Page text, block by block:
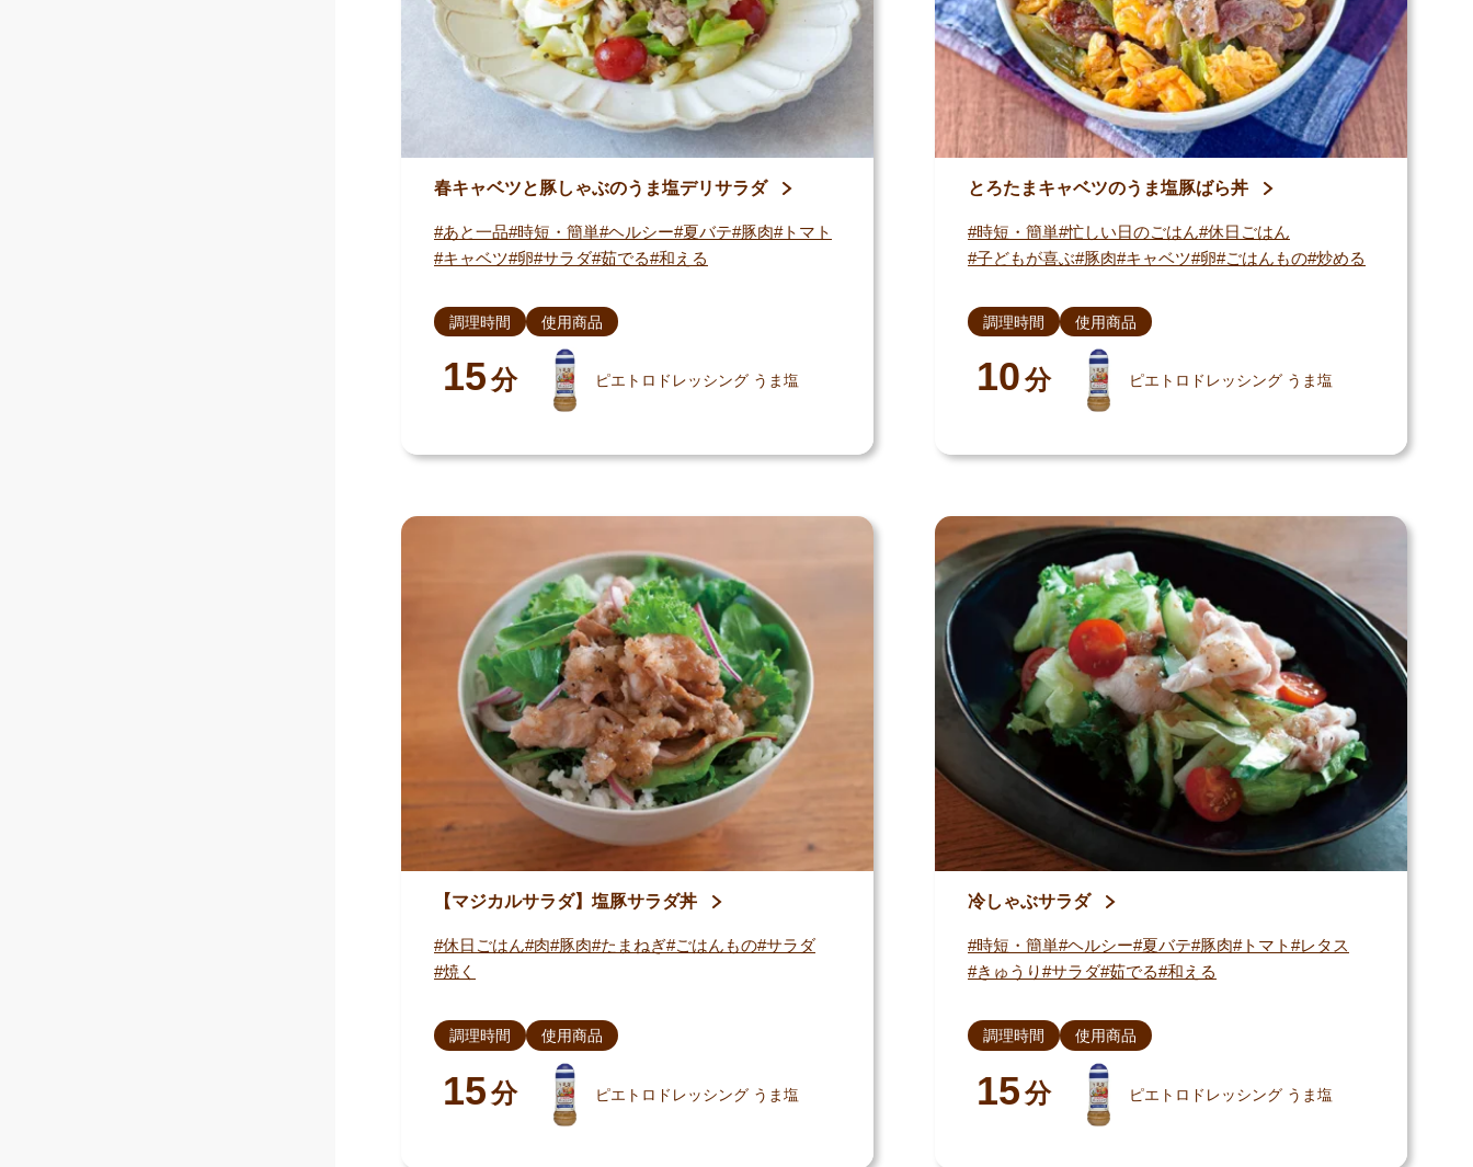
春キャベツと豚しゃぶのうま塩デリサラダ
あと一品 時短・簡単 ヘルシー 夏バテ 豚肉 トマト
キャベツ 卵 サラダ 茹でる 和える
調理時間
15分
使用商品
ピエトロドレッシング うま塩
とろたまキャベツのうま塩豚ばら丼
時短・簡単 忙しい日のごはん 休日ごはん
子どもが喜ぶ 豚肉 キャベツ 卵 ごはんもの 炒める
調理時間
10分
使用商品
ピエトロドレッシング うま塩
【マジカルサラダ】塩豚サラダ丼
休日ごはん 肉 豚肉 たまねぎ ごはんもの サラダ
焼く
調理時間
15分
使用商品
ピエトロドレッシング うま塩
冷しゃぶサラダ
時短・簡単 ヘルシー 夏バテ 豚肉 トマト
レタス
きゅうり
サラダ 茹でる 和える
調理時間
15分
使用商品
ピエトロドレッシング うま塩